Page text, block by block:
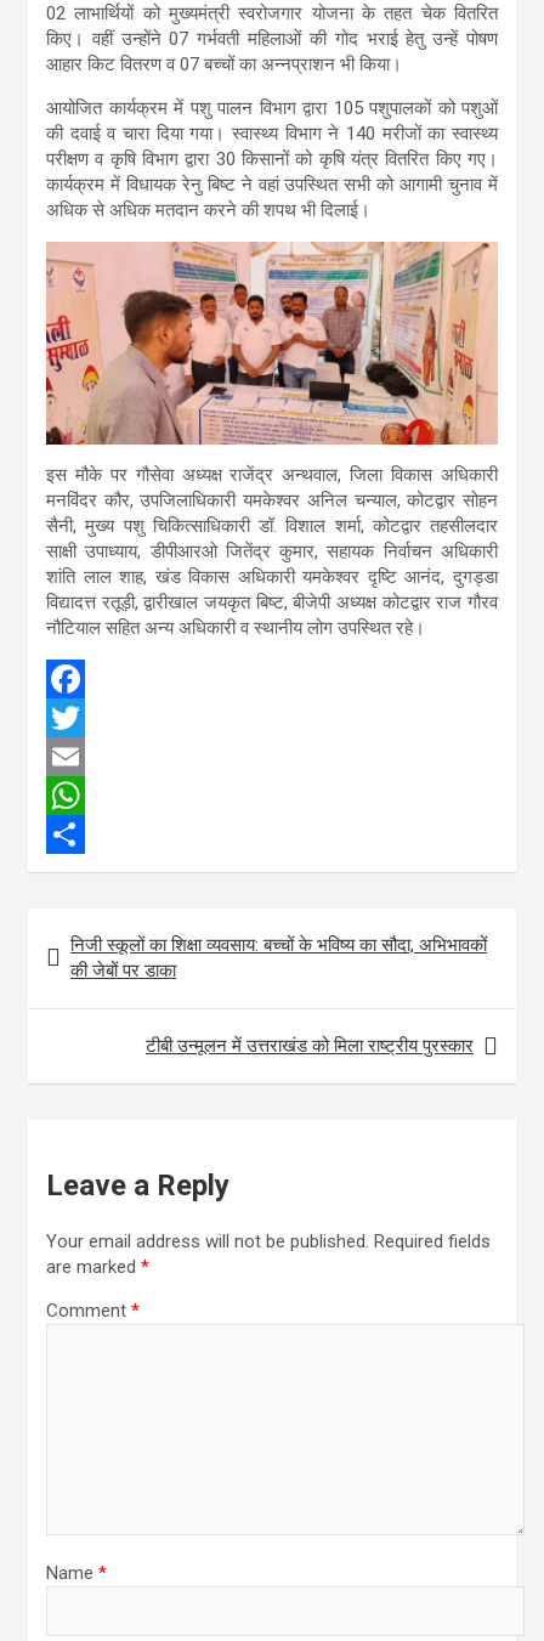
02 लाभार्थियों को मुख्यमंत्री स्वरोजगार योजना के तहत चेक वितरित
किए। वहीं उन्होंने 07 गर्भवती महिलाओं की गोद भराई हेतु उन्हें पोषण
आहार किट वितरण व 07 बच्चों का अन्नप्राशन भी किया।
आयोजित कार्यक्रम में पशु पालन विभाग द्वारा 105 पशुपालकों को पशुओं
की दवाई व चारा दिया गया। स्वास्थ्य विभाग ने 140 मरीजों का स्वास्थ्य
परीक्षण व कृषि विभाग द्वारा 30 किसानों को कृषि यंत्र वितरित किए गए।
कार्यक्रम में विधायक रेनु बिष्ट ने वहां उपस्थित सभी को आगामी चुनाव में
अधिक से अधिक मतदान करने की शपथ भी दिलाई।
इस मौके पर गौसेवा अध्यक्ष राजेंद्र अन्थवाल, जिला विकास अधिकारी
मनविंदर कौर, उपजिलाधिकारी यमकेश्वर अनिल चन्याल, कोटद्वार सोहन
सैनी, मुख्य पशु चिकित्साधिकारी डॉ. विशाल शर्मा, कोटद्वार तहसीलदार
साक्षी उपाध्याय, डीपीआरओ जितेंद्र कुमार, सहायक निर्वाचन अधिकारी
शांति लाल शाह, खंड विकास अधिकारी यमकेश्वर दृष्टि आनंद, दुगड्डा
विद्यादत्त रतूड़ी, द्वारीखाल जयकृत बिष्ट, बीजेपी अध्यक्ष कोटद्वार राज गौरव
नौटियाल सहित अन्य अधिकारी व स्थानीय लोग उपस्थित रहे।
F
a
c
e
b
o
T
w
t
e
E
m
a
l
W
h
t
S
a
Post
navigation
निजी स्कूलों का शिक्षा व्यवसाय: बच्चों के भविष्य का सौदा, अभिभावकों
की जेबों पर डाका
टीबी उन्मूलन में उत्तराखंड को मिला राष्ट्रीय पुरस्कार
Leave a Reply
Your email address will not be published. Required fields
are marked *
Comment *
Name *